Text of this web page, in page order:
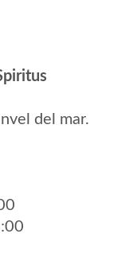
del mar.